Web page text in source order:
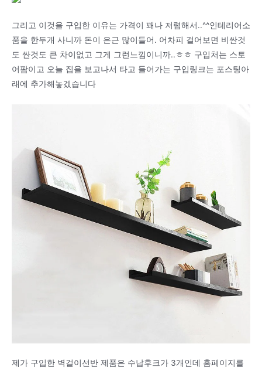
그리고 이것을 구입한 이유는 가격이 꽤나 저렴해서..^^인테리어소
품을 한두개 사니까 돈이 은근 많이들어. 어차피 걸어보면 비싼것
도 싼것도 큰 차이없고 그게 그런느낌이니까..ㅎㅎ 구입처는 스토
어팜이고 오늘 집을 보고나서 타고 들어가는 구입링크는 포스팅아
래에 추가해놓겠습니다
제가 구입한 벽걸이선반 제품은 수납후크가 3개인데 홈페이지를